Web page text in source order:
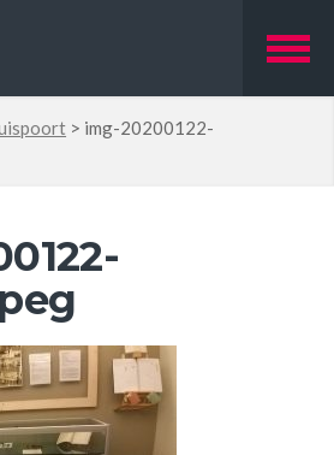
> img-20200122-